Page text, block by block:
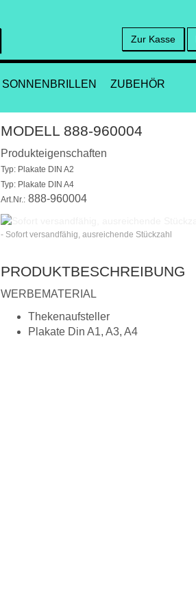
Zur Kasse
SONNENBRILLEN ZUBEHÖR
MODELL 888-960004
Produkteigenschaften
Typ: Plakate DIN A2
Typ: Plakate DIN A4
Art.Nr.: 888-960004
- Sofort versandfähig, ausreichende Stückzahl
PRODUKTBESCHREIBUNG
WERBEMATERIAL
Thekenaufsteller
Plakate Din A1, A3, A4